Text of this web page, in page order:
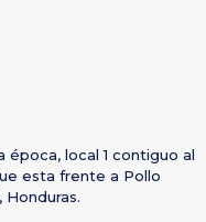
época, local 1 contiguo al
esta frente a Pollo